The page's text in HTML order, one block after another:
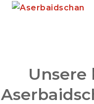
Unsere